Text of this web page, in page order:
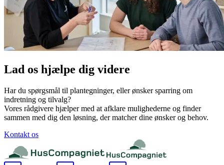
Lad os hjælpe dig videre
Har du spørgsmål til plantegninger, eller ønsker sparring om
indretning og tilvalg?
Vores rådgivere hjælper med at afklare mulighederne og finder
sammen med dig den løsning, der matcher dine ønsker og behov.
Kontakt os